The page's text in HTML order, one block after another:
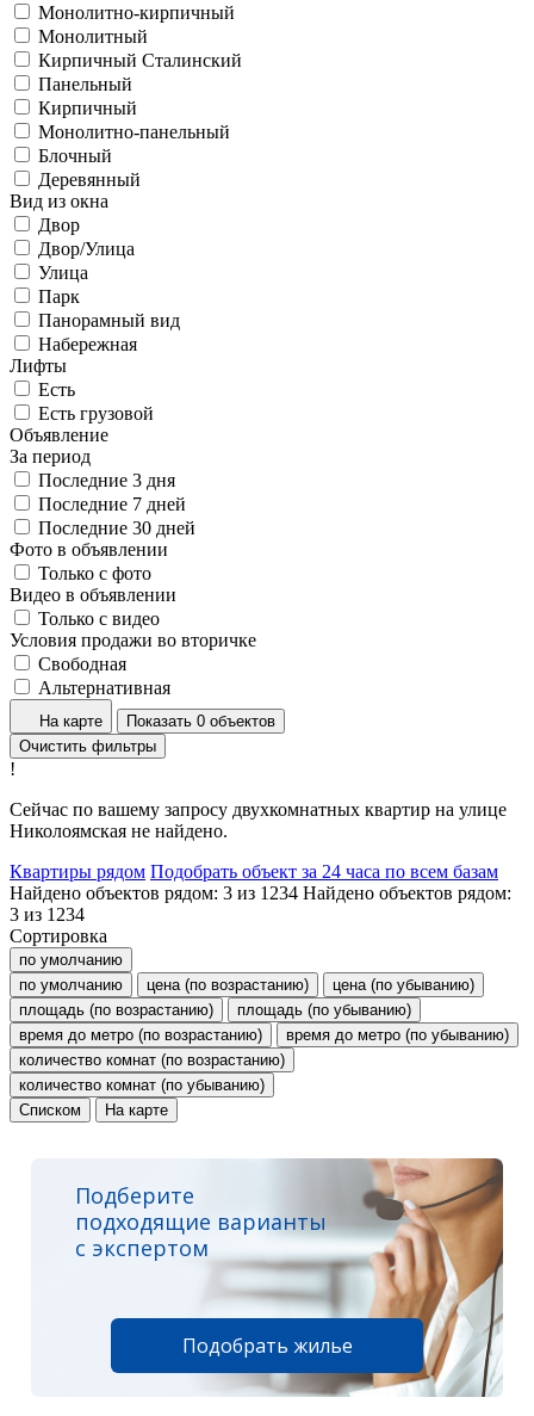
Монолитно-кирпичный
Монолитный
Кирпичный Сталинский
Панельный
Кирпичный
Монолитно-панельный
Блочный
Деревянный
Вид из окна
Двор
Двор/Улица
Улица
Парк
Панорамный вид
Набережная
Лифты
Есть
Есть грузовой
Объявление
За период
Последние 3 дня
Последние 7 дней
Последние 30 дней
Фото в объявлении
Только с фото
Видео в объявлении
Только с видео
Условия продажи во вторичке
Свободная
Альтернативная
На карте
Показать 0 объектов
Очистить фильтры
!
Сейчас по вашему запросу двухкомнатных квартир на улице
Николоямская не найдено.
Квартиры рядом Подобрать объект за 24 часа по всем базам
Найдено объектов рядом: 3 из 1234 Найдено объектов рядом:
3 из 1234
Сортировка
по умолчанию
по умолчанию
цена (по возрастанию)
цена (по убыванию)
площадь (по возрастанию)
площадь (по убыванию)
время до метро (по возрастанию)
время до метро (по убыванию)
количество комнат (по возрастанию)
количество комнат (по убыванию)
Списком
На карте
Подберите
подходящие варианты
с экспертом
Подобрать жилье